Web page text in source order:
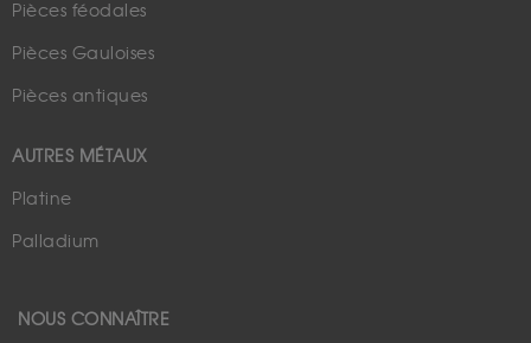
Pièces féodales
Pièces Gauloises
Pièces antiques
AUTRES MÉTAUX
Platine
Palladium
NOUS CONNAÎTRE